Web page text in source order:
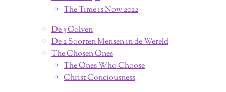
The Time is Now 2022
De 3 Golven
De 2 Soorten Mensen in de Wereld
The Chosen Ones
The Ones Who Choose
Christ Conciousness